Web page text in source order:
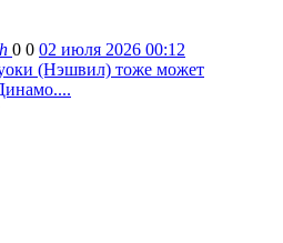
0 0 02 июля 2026 00:12
(Нэшвил) тоже может